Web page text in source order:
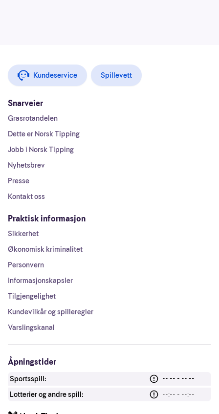
Kundeservice Spillevett
Snarveier
Grasrotandelen
Dette er Norsk Tipping
Jobb i Norsk Tipping
Nyhetsbrev
Presse
Kontakt oss
Praktisk informasjon
Sikkerhet
Økonomisk kriminalitet
Personvern
Informasjonskapsler
Tilgjengelighet
Kundevilkår og spilleregler
Varslingskanal
Åpningstider
Sportsspill:
--:-- - --:--
Lotterier og andre spill:
--:-- - --:--